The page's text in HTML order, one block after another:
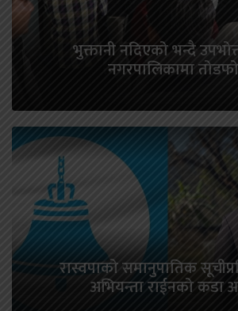
भुक्तानी नदिएको भन्दै
नगरपालिकामा
रास्वपाको समानुपातिक
अभियन्ता राईनको कडा